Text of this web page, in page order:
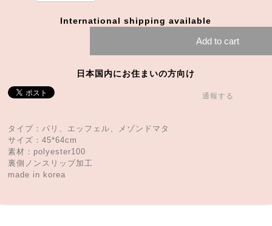
International shipping available
Add to cart
日本国内にお住まいの方向け
通報する
タイプ：パリ、エッフェル、メゾンドマタ
サイズ：45*64cm
素材：polyester100
裏側ノンスリップ加工
made in korea